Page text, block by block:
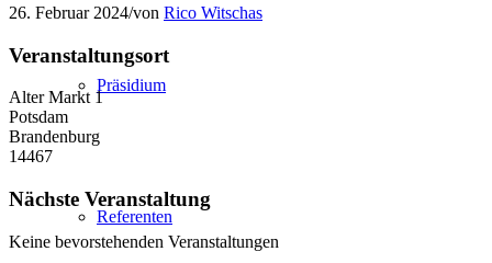
Präsidium
Referenten
26. Februar 2024/von Rico Witschas
Veranstaltungsort
Alter Markt 1
Potsdam
Brandenburg
14467
Nächste Veranstaltung
Keine bevorstehenden Veranstaltungen